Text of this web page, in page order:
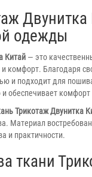
одежды
Китай— это
комфорт. Благодаря
и подходит для
обеспечивает
Трикотаж Двунитка
Материал
и практичности.
ткани